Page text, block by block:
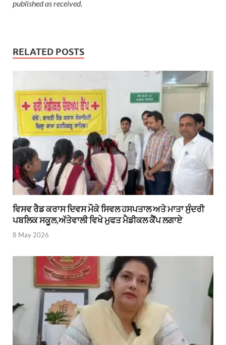
published as received.
RELATED POSTS
ਵਿਸਵ ਰੈਡ ਕਰਾਸ ਦਿਵਸ ਮੌਕੇ ਸਿਵਲ ਹਸਪਤਾਲ ਅਤੇ ਮਾਤਾ ਸੁੰਦਰੀ
ਪਬਲਿਕ ਸਕੂਲ,ਅੱਤੇਵਾਲੀ ਵਿਖੇ ਮੁਫਤ ਮੈਡੀਕਲ ਕੈਂਪ ਲਗਾਏ
8 May 2026